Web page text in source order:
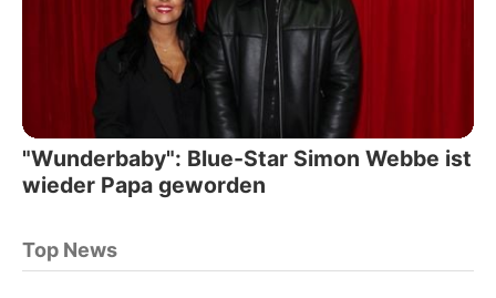
"Wunderbaby": Blue-Star Simon Webbe ist
wieder Papa geworden
Top News